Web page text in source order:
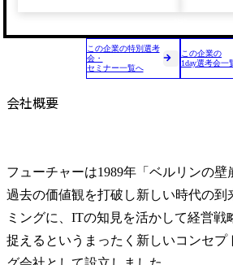
この企業の特別選考
会・
セミナー一覧へ
この企業の
1day選考会一
会社概要
フューチャーは1989年「ベルリンの壁
過去の価値観を打破し新しい時代の到
ミングに、ITの知見を活かして経営戦
捉えるというまったく新しいコンセプ